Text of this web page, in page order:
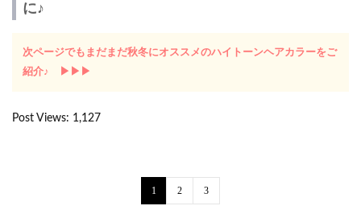
に♪
次ページでもまだまだ秋冬にオススメのハイトーンヘアカラーをご
紹介♪ ▶︎▶︎▶︎
Post Views: 1,127
1 2 3